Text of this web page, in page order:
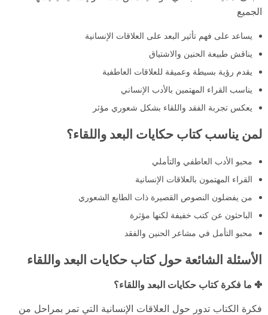
الجميع
يساعد على فهم تأثير البعد على العلاقات الإنسانية
يناقش طبيعة الحنين والاشتياق
يقدم رؤية بسيطة وعميقة للعلاقات العاطفية
يناسب القراء المهتمين بالأدب الإنساني
يعكس تجربة الفقد واللقاء بشكل شعوري مؤثر
لمن يناسب كتاب حكايات البعد واللقاء؟
محبو الأدب العاطفي والتأملي
القراء المهتمون بالعلاقات الإنسانية
من يفضلون النصوص القصيرة ذات الطابع الشعوري
الباحثون عن كتب خفيفة لكنها مؤثرة
محبو التأمل في مشاعر الحنين والفقد
الأسئلة الشائعة حول كتاب حكايات البعد واللقاء
✤ ما فكرة كتاب حكايات البعد واللقاء؟
فكرة الكتاب تدور حول العلاقات الإنسانية التي تمر بمراحل من